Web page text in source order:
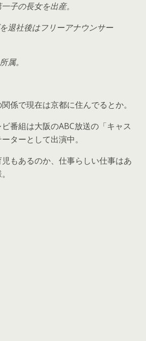
子の長女を出産。
退社後はフリーアナウンサー
属。
係で現在は京都に住んでるとか。
番組は大阪のABC放送の「キャス
ターとして出演中。
もあるのか、仕事らしい仕事はあ